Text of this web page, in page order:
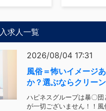
求人一覧
2026/08/04 17:31
風俗＝怖いイメージ
か？選ぶならクリー
択！
ハピネスグループは暴〇団
が一切ございません！！風